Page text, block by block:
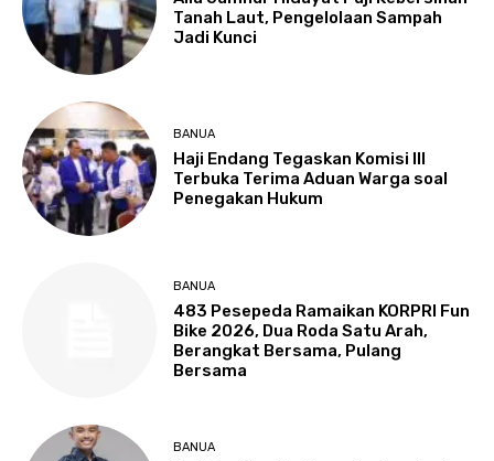
Tanah Laut, Pengelolaan Sampah
Jadi Kunci
BANUA
Haji Endang Tegaskan Komisi III
Terbuka Terima Aduan Warga soal
Penegakan Hukum
BANUA
483 Pesepeda Ramaikan KORPRI Fun
Bike 2026, Dua Roda Satu Arah,
Berangkat Bersama, Pulang
Bersama
BANUA